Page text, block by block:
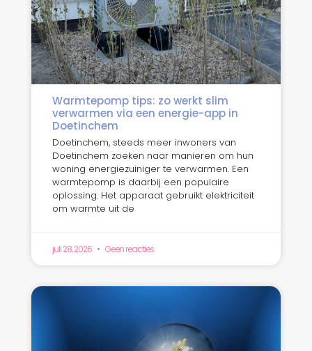
Warmtepomp tips: zo werkt slim
verwarmen via een energie-app in
Doetinchem
Doetinchem, steeds meer inwoners van
Doetinchem zoeken naar manieren om hun
woning energiezuiniger te verwarmen. Een
warmtepomp is daarbij een populaire
oplossing. Het apparaat gebruikt elektriciteit
om warmte uit de
juli 28, 2026 Geen reacties